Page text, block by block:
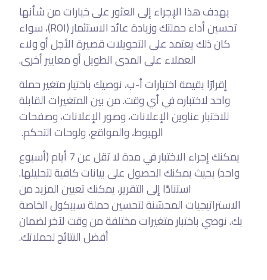
يهدف هذا الإجراء إلى العثور على خيارات من شأنها
تحسين أداء حملتك وزيادة عائد الاستثمار (ROI)، سواء
كان ذلك يعتمد على التحويلات قصيرة الأجل أو ولاء
العملاء على المدى الطويل أو معايير أخرى.
إقرارًا بقيمة اختبارات أ-ب، نوصيك باختيار متغير حملة
واحد لاختباره في أي وقت. من بين المتغيرات القابلة
للاختبار عناوين الإعلانات، وصور الإعلانات، وصفحات
الهبوط، والمواقع، ولوحات التحكم.
يمكنك إجراء الاختبار في مدة لا تقل عن 7 أيام (أسبوع
واحد) بحيث يمكنك الحصول على بيانات كافية لتحليلها.
استنادًا إلى التقرير، يمكنك تعيين المزيد من
الاستراتيجيات المحسّنة لتحسين حملة سبيكول الخاصة
بك. نوصي باختبار متغيرات مختلفة من وقت لآخر لضمان
أفضل النتائج لحملاتك.